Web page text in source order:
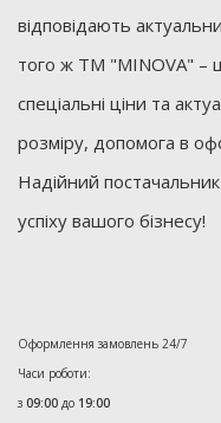
відповідають
того ж ТМ "MINOVA" –
спеціальні ціни та
розміру, допомога в
Надійний
успіху вашого бізнесу!
Оформлення замовлень 24/7
Часи роботи:
з 09:00 до 19:00